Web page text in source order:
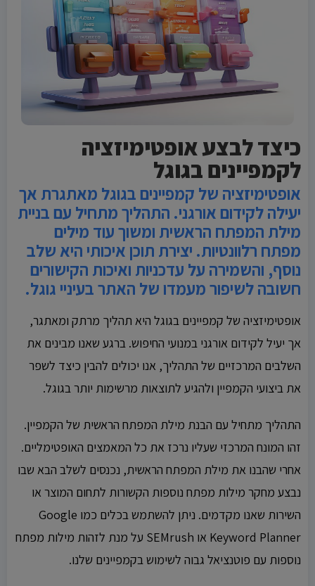
כיצד לבצע אופטימיזציה
לקמפיינים בגוגל
אופטימיזציה של קמפיינים בגוגל מאתגרת אך
יעילה לקידום אורגני. התהליך מתחיל עם בניית
מילת המפתח הראשית ומשוך עוד מילים
מפתח רלוונטיות. יצירת תוכן איכותי היא שלב
נוסף, והשמירה על עדכניות ואיכות הקישורים
חשובה לשיפור מעמדו של האתר בעיניי גוגל.
אופטימיזציה של קמפיינים בגוגל היא תהליך מרתק ומאתגר,
אך יעיל לקידום אורגני במנועי החיפוש. ברגע שאנו מבינים את
השלבים המרכזיים של התהליך, אנו יכולים להבין כיצד לשפר
את ביצועי הקמפיין ולהגיע לתוצאות מרשימות יותר בגוגל.
התהליך מתחיל עם הבנת מילת המפתח הראשית של הקמפיין.
זהו המונח המרכזי שעליו נרכז את כל המאמצים האופטימליים.
אחרי שהבנו את מילת המפתח הראשית, נכנסים לשלב הבא שבו
נבצע מחקר מילות מפתח נוספות הקשורות לתחום המוצר או
השירות שאנו מקדמים. ניתן להשתמש בכלים כמו Google
Keyword Planner או SEMrush על מנת לזהות מילות מפתח
נוספות עם פוטנציאל גבוה לשימוש בקמפיינים שלנו.